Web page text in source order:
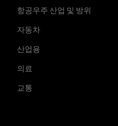
항공우주 산업 및 방위
자동차
산업용
의료
교통